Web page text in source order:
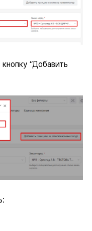
“Добавить